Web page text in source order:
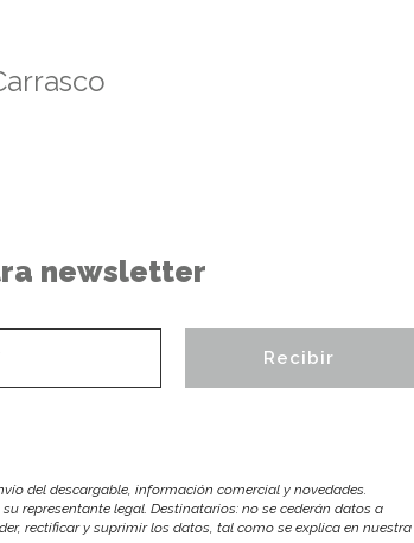
newsletter
del descargable, información comercial y novedades.
representante legal. Destinatarios: no se cederán datos a
rectificar y suprimir los datos, tal como se explica en nuestra